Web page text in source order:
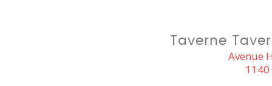
Taverne
Avenue
1140